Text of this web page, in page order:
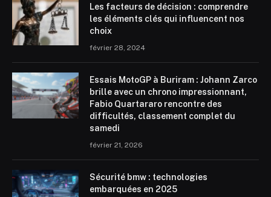
Les facteurs de décision : comprendre
les éléments clés qui influencent nos
choix
février 28, 2024
Essais MotoGP à Buriram : Johann Zarco
brille avec un chrono impressionnant,
Fabio Quartararo rencontre des
difficultés, classement complet du
samedi
février 21, 2026
Sécurité bmw : technologies
embarquées en 2025